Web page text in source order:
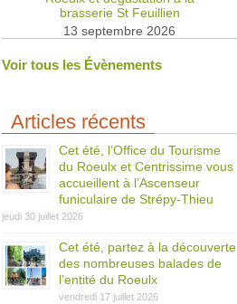
brasserie St Feuillien
13 septembre 2026
Voir tous les Évènements
Articles récents
Cet été, l’Office du Tourisme
du Roeulx et Centrissime vous
accueillent à l’Ascenseur
funiculaire de Strépy-Thieu
jeudi 30 juillet 2026
Cet été, partez à la découverte
des nombreuses balades de
l’entité du Roeulx
vendredi 17 juillet 2026